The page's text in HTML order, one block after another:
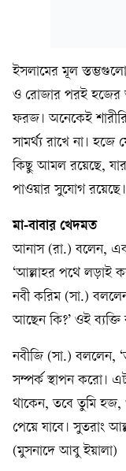
ইসলামের মূল
ও রোজার পরই হজের
ফরজ। অনেকেই
সামর্থ্য রাখে না।
কিছু আমল রয়েছে,
পাওয়ার সুযোগ রয়েছে।
মা-বাবার খেদমত
আনাস (রা.) বলেন,
‘আল্লাহর পথে লড়াই
নবী করিম (সা.)
আছেন কি?’ ওই
নবীজি (সা.) বললেন,
সম্পর্ক স্থাপন করো।
থাকেন, তবে তুমি হজ,
পেয়ে যাবে। সুতরাং
(মুসনাদে আবু ইয়ালা)